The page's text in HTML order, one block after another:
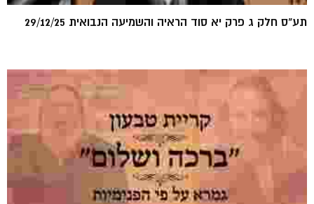
תע"ס חלק ג פרק יא סוד הראיה והשמיעה הנבואית 29/12/25